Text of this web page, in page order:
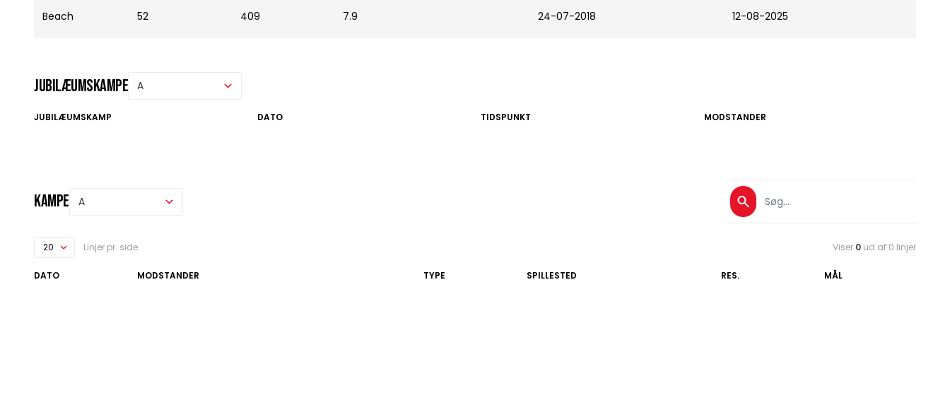
Beach 52 409 7.9 24-07-2018 12-08-2025
Jubilæumskampe
JUBILÆUMSKAMP DATO TIDSPUNKT MODSTANDER
Kampe
Linjer pr. side Viser 0 ud af 0 linjer
DATO MODSTANDER TYPE SPILLESTED RES. MÅL